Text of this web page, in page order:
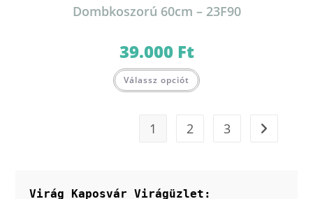
a
termékoldalon
Dombkoszorú 60cm – 23F90
39.000 Ft
Válassz opciót
1 2 3
Virág Kaposvár Virágüzlet: